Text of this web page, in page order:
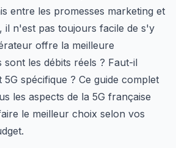
entre les promesses marketing et
il n'est pas toujours facile de s'y
offre la meilleure
les débits réels ? Faut-il
spécifique ? Ce guide complet
les aspects de la 5G française
le meilleur choix selon vos